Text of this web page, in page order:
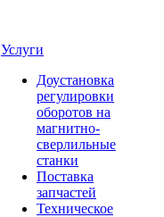
Услуги
Доустановка
регулировки
оборотов на
магнитно-
сверлильные
станки
Поставка
запчастей
Техническое